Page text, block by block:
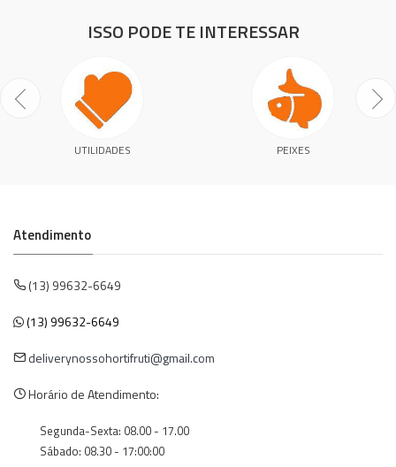
ISSO PODE TE INTERESSAR
UTILIDADES PEIXES
Atendimento
(13) 99632-6649
(13) 99632-6649
deliverynossohortifruti@gmail.com
Horário de Atendimento:
Segunda-Sexta: 08.00 - 17.00
Sábado: 08.30 - 17:00:00